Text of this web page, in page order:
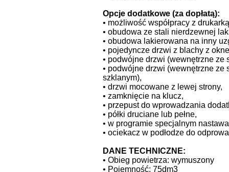
Opcje dodatkowe (za dopłatą):
• możliwość współpracy z
• obudowa ze stali nierdzewnej
• obudowa lakierowana na inny
• pojedyncze drzwi z blachy z
• podwójne drzwi (wewnętrzne ze
• podwójne drzwi (wewnętrzne ze
szklanym),
• drzwi mocowane z lewej strony,
• zamknięcie na klucz,
• przepust do wprowadzania
• półki druciane lub pełne,
• w programie specjalnym
• ociekacz w podłodze do
DANE TECHNICZNE:
• Obieg powietrza: wymuszony
• Pojemność: 75dm3